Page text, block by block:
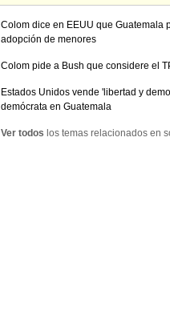
Colom dice en EEUU que Guatemala
adopción de menores
Colom pide a Bush que considere el
Estados Unidos vende 'libertad y
demócrata en Guatemala
Ver todos los temas relacionados en